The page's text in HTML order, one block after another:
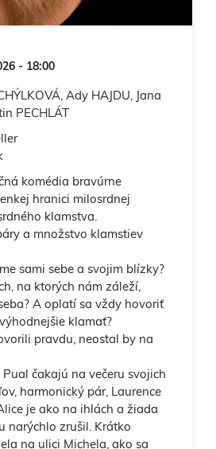
- 18:00
Ady HAJDU, Jana
PECHLÁT
komédia bravúrne
hranici milosrdnej
klamstva.
a množstvo klamstiev
sami sebe a svojim blízky?
na ktorých nám záleží,
A oplatí sa vždy hovoriť
klamať?
pravdu, neostal by na
čakajú na večeru svojich
harmonický pár, Laurence
je ako na ihlách a žiada
narýchlo zrušil. Krátko
na ulici Michela, ako sa